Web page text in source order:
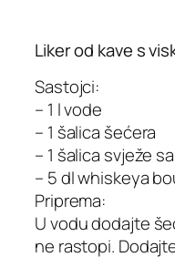
Liker od kave s
Sastojci:
– 1 l vode
– 1 šalica šećera
– 1 šalica svježe
– 5 dl whiskeya
Priprema:
U vodu dodajte
ne rastopi.